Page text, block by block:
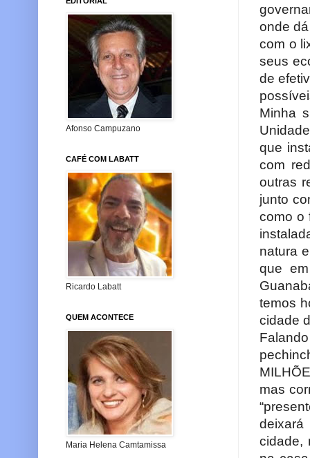
onde
com o
seus
de
Minha
que
com
outras
junto
como o
natura
que
temos
cidade
mas
cidade,
Afonso Campuzano
CAFÉ COM LABATT
Ricardo Labatt
QUEM ACONTECE
Maria Helena Camtamissa